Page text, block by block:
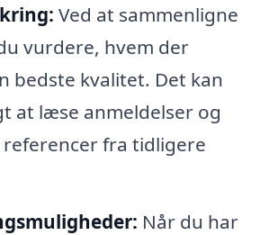
Ved at sammenligne
vurdere, hvem der
bedste kvalitet. Det kan
at læse anmeldelser og
fra tidligere
Når du har